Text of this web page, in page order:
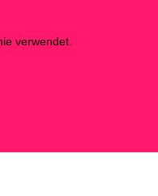
verwendet.